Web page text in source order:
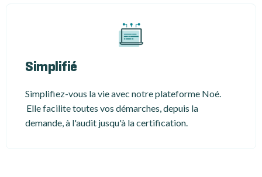
Simplifié
Simplifiez-vous la vie avec notre plateforme Noé.
Elle facilite toutes vos démarches, depuis la
demande, à l'audit jusqu'à la certification.